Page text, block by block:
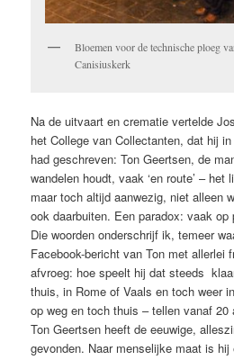
Bloemen voor de technische ploeg
Canisiuskerk
Na de uitvaart en crematie vertelde
het College van Collectanten, dat hij
had geschreven: Ton Geertsen, de
wandelen houdt, vaak ‘en route’ –
maar toch altijd aanwezig, niet alleen
ook daarbuiten. Een paradox: vaak op
Die woorden onderschrijf ik, temeer
Facebook-bericht van Ton met allerlei
afvroeg: hoe speelt hij dat steeds
thuis, in Rome of Vaals en toch weer
op weg en toch thuis – tellen vanaf 20
Ton Geertsen heeft de eeuwige,
gevonden. Naar menselijke maat is